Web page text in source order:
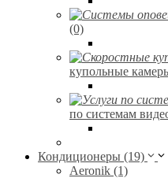
(0)
купольные
по системам
Кондиционеры (19)
Aeronik (1)